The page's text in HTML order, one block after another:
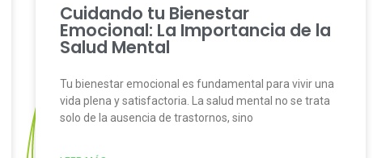
Cuidando tu Bienestar
Emocional: La Importancia de la
Salud Mental
Tu bienestar emocional es fundamental para vivir una
vida plena y satisfactoria. La salud mental no se trata
solo de la ausencia de trastornos, sino